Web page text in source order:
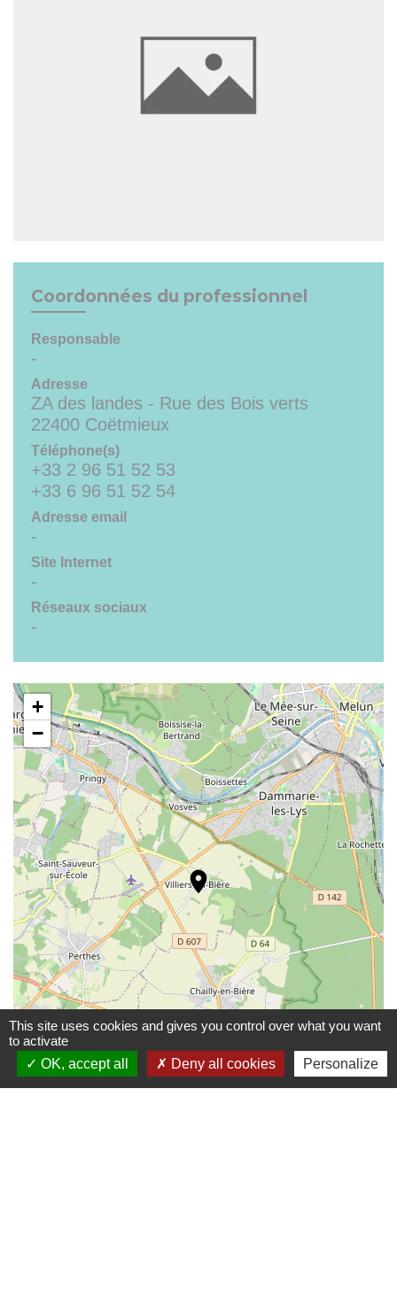
Coordonnées du professionnel
Responsable
-
Adresse
ZA des landes - Rue des Bois verts
22400 Coëtmieux
Téléphone(s)
+33 2 96 51 52 53
+33 6 96 51 52 54
Adresse email
-
Site Internet
-
Réseaux sociaux
-
location_on
+
−
This site uses cookies and gives you control over what you want
to activate
OK, accept all
Deny all cookies Personalize